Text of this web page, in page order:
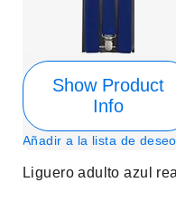
Show Product
Info
Añadir a la lista de
Liguero adulto azul real